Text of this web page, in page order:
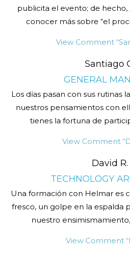
publicita el evento; de hecho,
conocer más sobre “el
View Comment
Santiago
GENERAL
Los días pasan con sus rutinas
nuestros pensamientos con
tienes la fortuna de
View Comment
David R.
TECHNOLOGY
Una formación con Helmar es
fresco, un golpe en la espalda
nuestro ensimismamiento,
View Comment